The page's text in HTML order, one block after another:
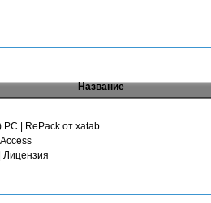
Название
| RePack от xatab
Лицензия